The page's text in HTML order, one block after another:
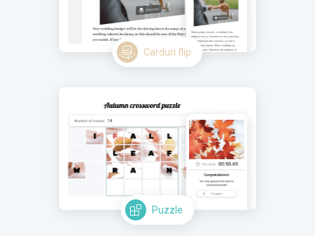
Carduri flip
Puzzle